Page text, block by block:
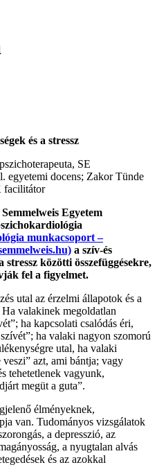
és a stressz
SE
egyetemi docens; Zakor Tünde
facilitátor
Egyetem
munkacsoport –
a szív-és
stressz közötti összefüggésekre,
fel a figyelmet.
utal az érzelmi állapotok és a
valakinek megoldatlan
ha kapcsolati csalódás éri,
ha valaki nagyon szomorú
utal, ha valaki
azt, ami bántja; vagy
tehetetlenek vagyunk,
megüt a guta”.
élményeknek,
van. Tudományos vizsgálatok
a depresszió, az
a nyugtalan alvás
és az azokkal